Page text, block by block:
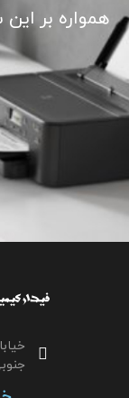
همواره بر
جنوبی،پلاک